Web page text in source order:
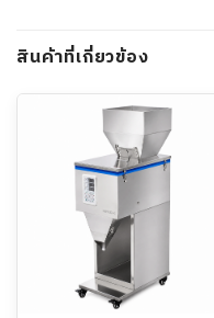
สินค้าที่เกี่ยวข้อง